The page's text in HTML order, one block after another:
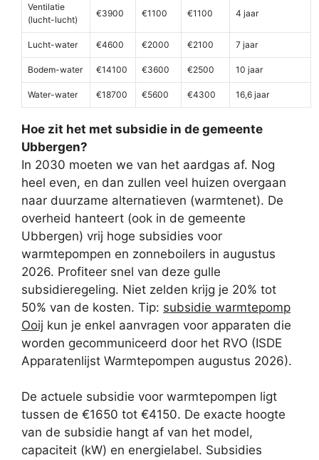
Ventilatie
(lucht-lucht)
€3900 €1100 €1100 4 jaar
Lucht-water €4600 €2000 €2100 7 jaar
Bodem-water €14100 €3600 €2500 10 jaar
Water-water €18700 €5600 €4300 16,6 jaar
Hoe zit het met subsidie in de gemeente
Ubbergen?
In 2030 moeten we van het aardgas af. Nog
heel even, en dan zullen veel huizen overgaan
naar duurzame alternatieven (warmtenet). De
overheid hanteert (ook in de gemeente
Ubbergen) vrij hoge subsidies voor
warmtepompen en zonneboilers in augustus
2026. Profiteer snel van deze gulle
subsidieregeling. Niet zelden krijg je 20% tot
50% van de kosten. Tip: subsidie warmtepomp
Ooij kun je enkel aanvragen voor apparaten die
worden gecommuniceerd door het RVO (ISDE
Apparatenlijst Warmtepompen augustus 2026).
De actuele subsidie voor warmtepompen ligt
tussen de €1650 tot €4150. De exacte hoogte
van de subsidie hangt af van het model,
capaciteit (kW) en energielabel. Subsidies